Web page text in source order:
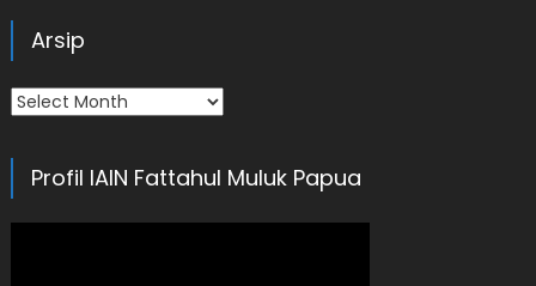
Arsip
Arsip
Profil IAIN Fattahul Muluk Papua